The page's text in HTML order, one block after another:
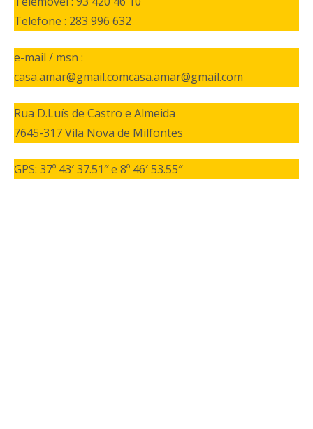
Telefone : 283 996 632
e-mail / msn :
casa.amar@gmail.comcasa.amar@gmail.com
Rua D.Luís de Castro e Almeida
7645-317 Vila Nova de Milfontes
GPS: 37º 43′ 37.51″ e 8º 46′ 53.55″